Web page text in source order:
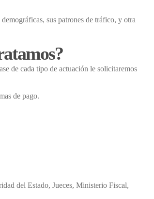
sus patrones de tráfico, y otra
de cada tipo de actuación le solicitaremos
de pago.
del Estado, Jueces, Ministerio Fiscal,